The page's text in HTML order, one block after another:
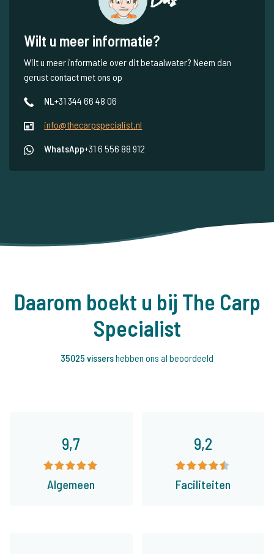
Wilt u meer informatie?
Wilt u meer informatie over dit betaalwater? Neem dan
gerust contact met ons op
NL+31 344 66 48 06
info@thecarpspecialist.nl
WhatsApp+31 6 556 88 912
Daarom boekt u bij The Carp
Specialist
35025 vissershebben ons al beoordeeld
9,7
Algemeen
9,2
Faciliteiten